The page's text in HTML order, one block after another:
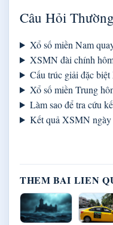
Câu Hỏi
Xổ số miền Nam
XSMN đài chính
Cấu trúc giải đặc
Xổ số miền Trung
Làm sao để tra cứu
Kết quả XSMN
THEM BAI LIEN